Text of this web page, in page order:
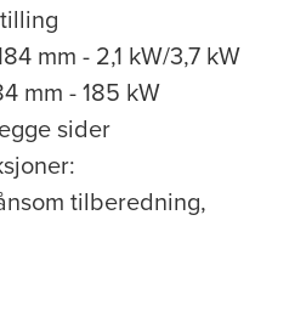
mm - 2,1 kW/3,7 kW
mm - 185 kW
sider
tilberedning,